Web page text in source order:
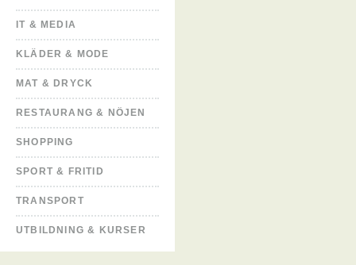
IT & MEDIA
KLÄDER & MODE
MAT & DRYCK
RESTAURANG & NÖJEN
SHOPPING
SPORT & FRITID
TRANSPORT
UTBILDNING & KURSER